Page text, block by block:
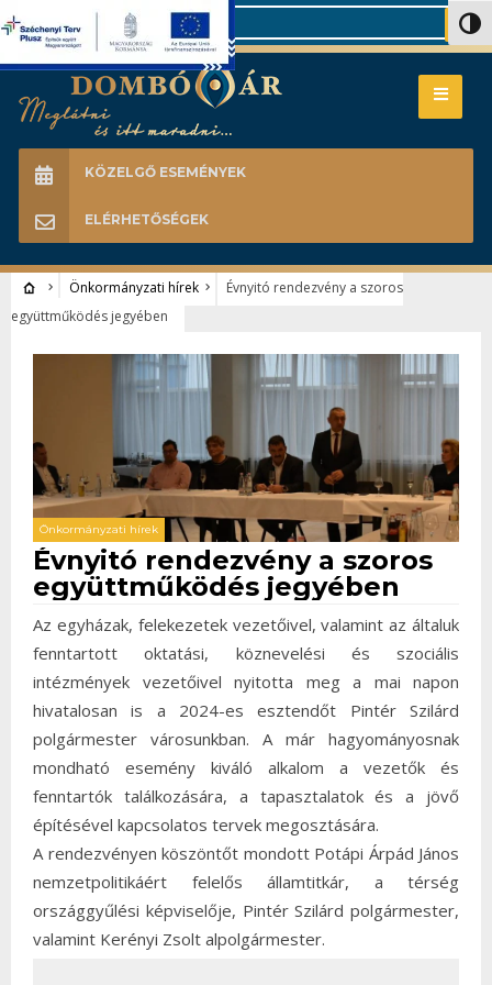
Search
KÖZELGŐ ESEMÉNYEK
ELÉRHETŐSÉGEK
Önkormányzati hírek
Évnyitó rendezvény a szoros
együttműködés jegyében
Önkormányzati hírek
Évnyitó rendezvény a szoros
együttműködés jegyében
Az egyházak, felekezetek vezetőivel, valamint az általuk
fenntartott oktatási, köznevelési és szociális
intézmények vezetőivel nyitotta meg a mai napon
hivatalosan is a 2024-es esztendőt Pintér Szilárd
polgármester városunkban. A már hagyományosnak
mondható esemény kiváló alkalom a vezetők és
fenntartók találkozására, a tapasztalatok és a jövő
építésével kapcsolatos tervek megosztására.
A rendezvényen köszöntőt mondott Potápi Árpád János
nemzetpolitikáért felelős államtitkár, a térség
országgyűlési képviselője, Pintér Szilárd polgármester,
valamint Kerényi Zsolt alpolgármester.